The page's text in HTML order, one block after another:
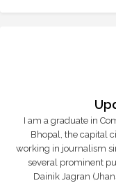
I am a graduate in
Bhopal, the capital
working in journalism
several prominent
Dainik Jagran